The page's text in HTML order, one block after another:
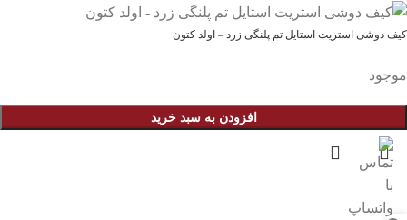
کیف دوشی استریت استایل تم پلنگی زرد – اولد کتون
موجود
افزودن به سبد خرید